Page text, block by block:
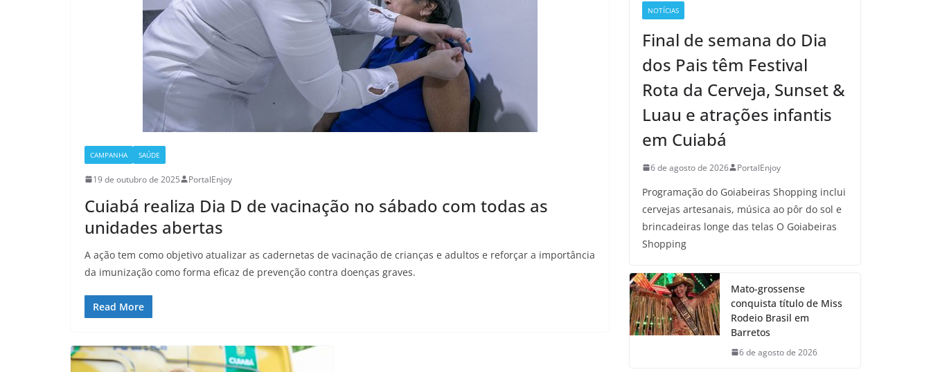
CAMPANHA SAÚDE
19 de outubro de 2025 PortalEnjoy
Cuiabá realiza Dia D de vacinação no sábado com todas as
unidades abertas
A ação tem como objetivo atualizar as cadernetas de vacinação de crianças e adultos e reforçar a importância
da imunização como forma eficaz de prevenção contra doenças graves.
Read More
NOTÍCIAS
Final de semana do Dia
dos Pais têm Festival
Rota da Cerveja, Sunset &
Luau e atrações infantis
em Cuiabá
6 de agosto de 2026 PortalEnjoy
Programação do Goiabeiras Shopping inclui
cervejas artesanais, música ao pôr do sol e
brincadeiras longe das telas O Goiabeiras
Shopping
Mato-grossense
conquista título de Miss
Rodeio Brasil em
Barretos
6 de agosto de 2026